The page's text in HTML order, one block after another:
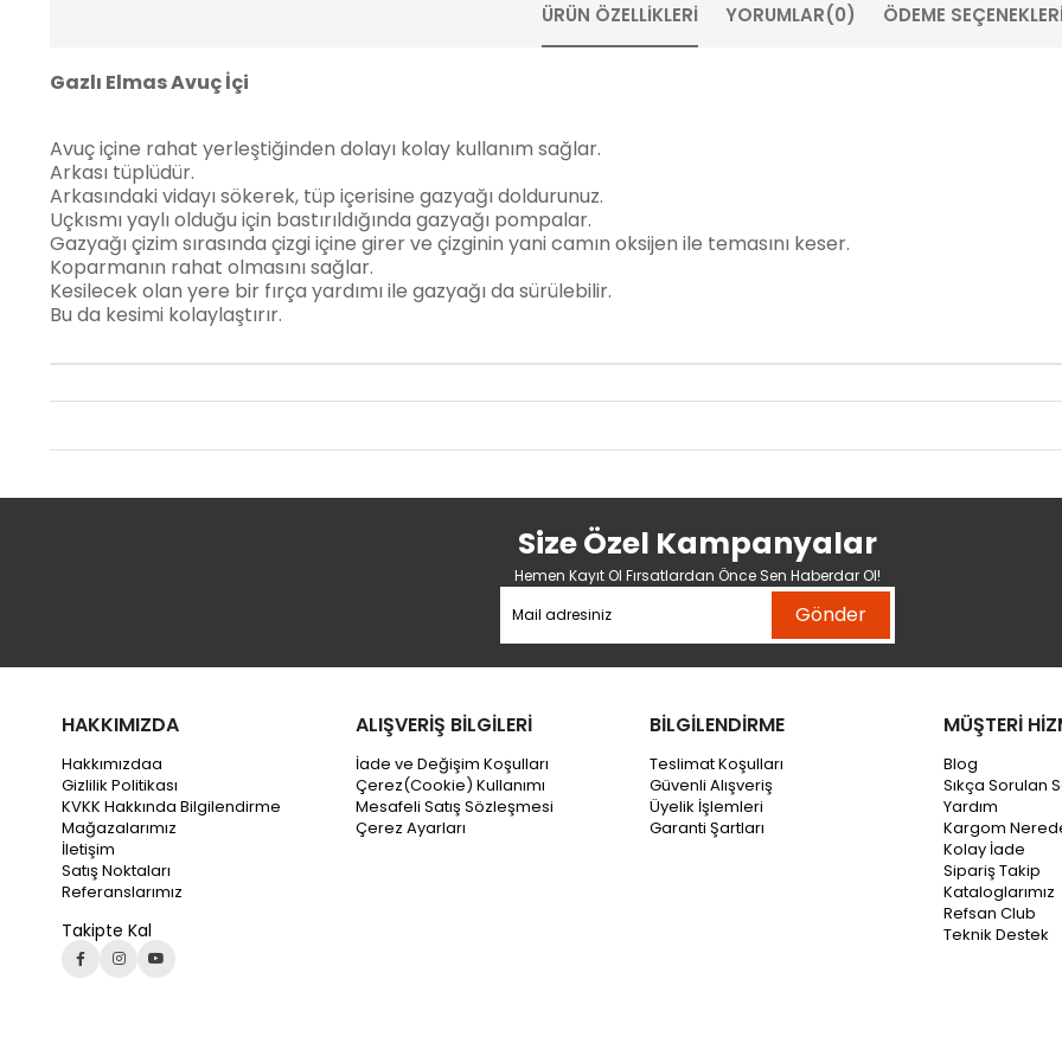
ÜRÜN ÖZELLIKLERI YORUMLAR(0) ÖDEME
Gazlı Elmas Avuç İçi
Avuç içine rahat yerleştiğinden dolayı kolay kullanım sağlar.
Arkası tüplüdür.
Arkasındaki vidayı sökerek, tüp içerisine gazyağı doldurunuz.
Uçkısmı yaylı olduğu için bastırıldığında gazyağı pompalar.
Gazyağı çizim sırasında çizgi içine girer ve çizginin yani camın oksijen ile temasını keser.
Koparmanın rahat olmasını sağlar.
Kesilecek olan yere bir fırça yardımı ile gazyağı da sürülebilir.
Bu da kesimi kolaylaştırır.
Size Özel Kampanyalar
Hemen Kayıt Ol Fırsatlardan Önce Sen Haberdar Ol!
Gönder
HAKKIMIZDA
Hakkımızdaa
Gizlilik Politikası
KVKK Hakkında Bilgilendirme
Mağazalarımız
İletişim
Satış Noktaları
Referanslarımız
Takipte Kal
ALIŞVERİŞ BİLGİLERİ
İade ve Değişim Koşulları
Çerez(Cookie) Kullanımı
Mesafeli Satış Sözleşmesi
Çerez Ayarları
BİLGİLENDİRME
Teslimat Koşulları
Güvenli Alışveriş
Üyelik İşlemleri
Garanti Şartları
MÜŞTERİ
Blog
Sıkça Sorulan
Yardım
Kargom
Kolay İade
Sipariş Takip
Kataloglarımız
Refsan Club
Teknik Destek